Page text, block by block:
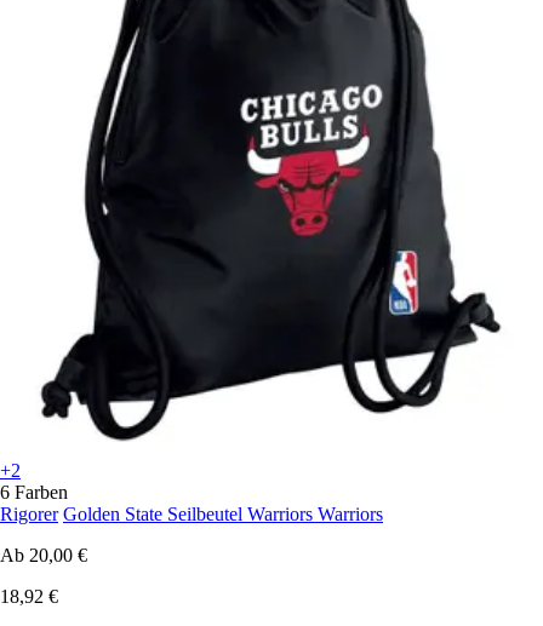
+2
6 Farben
Rigorer Golden State Seilbeutel Warriors Warriors
Ab 20,00 €
18,92 €